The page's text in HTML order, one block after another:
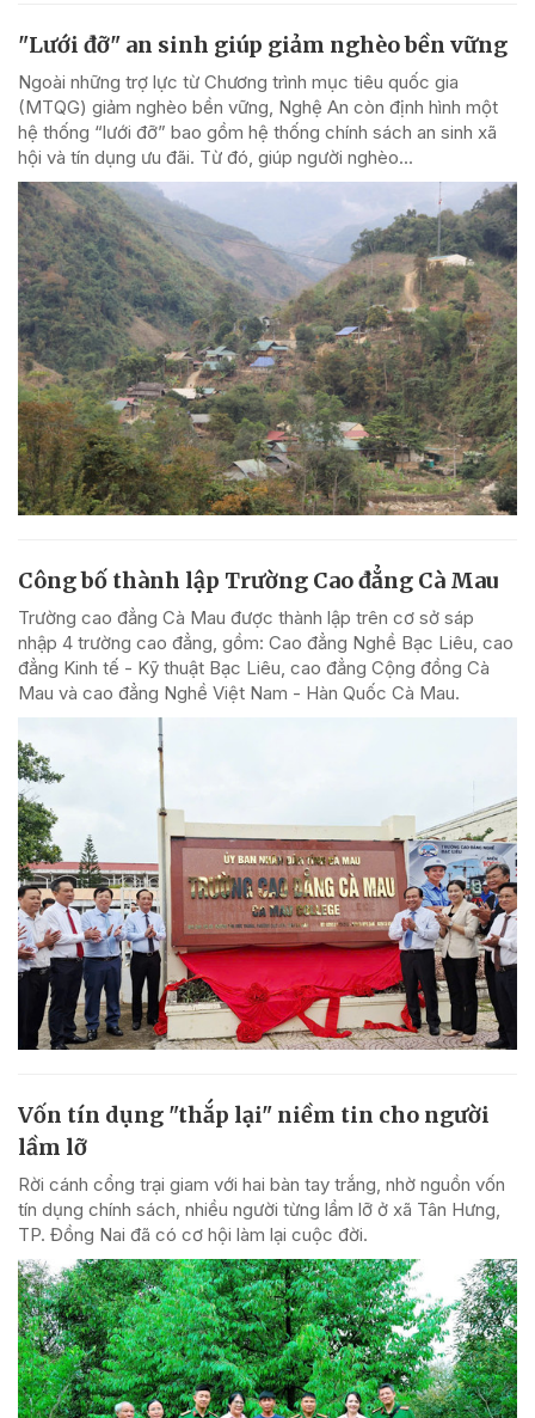
"Lưới đỡ" an sinh giúp giảm nghèo bền vững
Ngoài những trợ lực từ Chương trình mục tiêu quốc gia
(MTQG) giảm nghèo bền vững, Nghệ An còn định hình một
hệ thống “lưới đỡ” bao gồm hệ thống chính sách an sinh xã
hội và tín dụng ưu đãi. Từ đó, giúp người nghèo...
Công bố thành lập Trường Cao đẳng Cà Mau
Trường cao đẳng Cà Mau được thành lập trên cơ sở sáp
nhập 4 trường cao đẳng, gồm: Cao đẳng Nghề Bạc Liêu, cao
đẳng Kinh tế - Kỹ thuật Bạc Liêu, cao đẳng Cộng đồng Cà
Mau và cao đẳng Nghề Việt Nam - Hàn Quốc Cà Mau.
Vốn tín dụng "thắp lại" niềm tin cho người
lầm lỡ
Rời cánh cổng trại giam với hai bàn tay trắng, nhờ nguồn vốn
tín dụng chính sách, nhiều người từng lầm lỡ ở xã Tân Hưng,
TP. Đồng Nai đã có cơ hội làm lại cuộc đời.